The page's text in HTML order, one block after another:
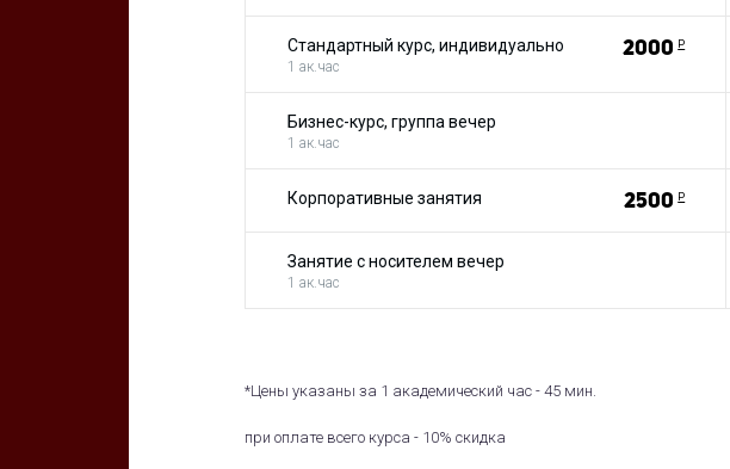
Стандартный курс, индивидуально
1 ак.час
2000 Р
Бизнес-курс, группа вечер
1 ак.час
Корпоративные занятия 2500 Р
Занятие с носителем вечер
1 ак.час
*Цены указаны за 1 академический час - 45 мин.
при оплате всего курса - 10% скидка